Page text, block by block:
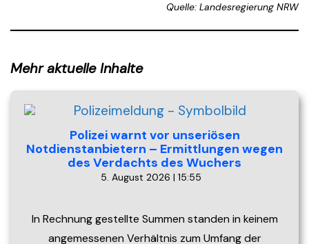
Quelle: Landesregierung NRW
Mehr aktuelle Inhalte
Polizei warnt vor unseriösen
Notdienstanbietern – Ermittlungen wegen
des Verdachts des Wuchers
5. August 2026 | 15:55
In Rechnung gestellte Summen standen in keinem
angemessenen Verhältnis zum Umfang der